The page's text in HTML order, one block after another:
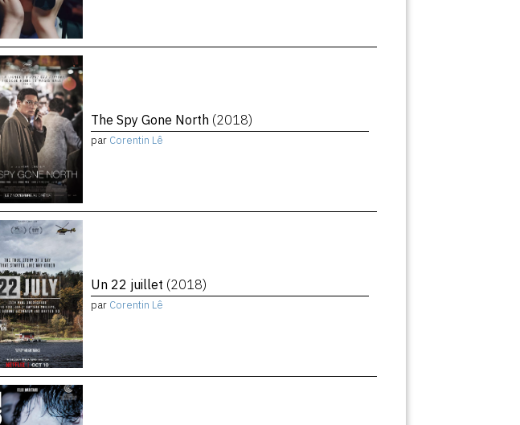
The Spy Gone North (2018)
par Corentin Lê
Un 22 juillet (2018)
par Corentin Lê